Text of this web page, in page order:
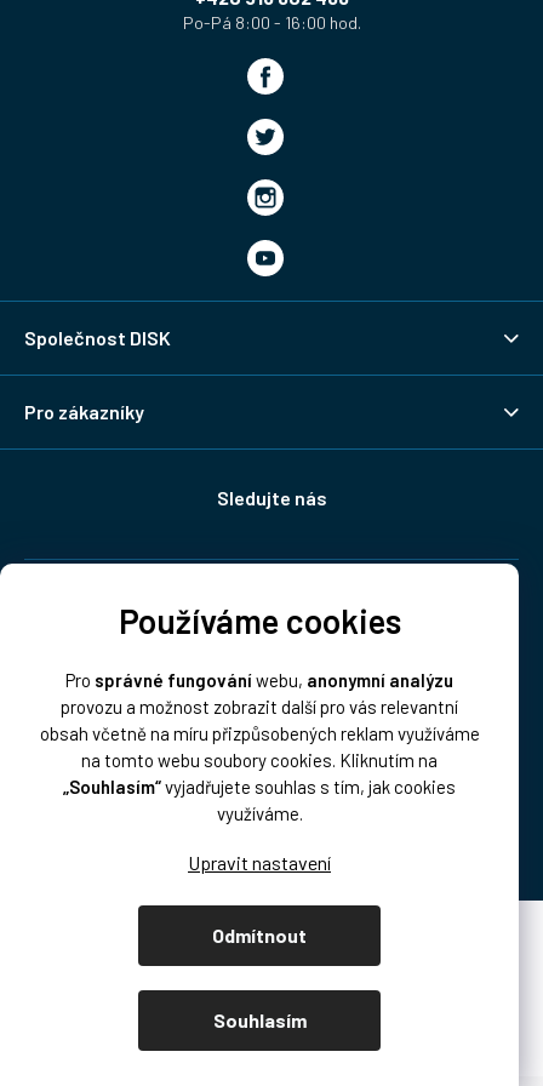
Používáme cookies
Pro správné fungováníwebu, anonymní analýzu
provozu a možnost zobrazit další pro vás relevantní
obsah včetně na míru přizpůsobených reklam využíváme
na tomto webu soubory cookies. Kliknutím na
„Souhlasím“vyjadřujete souhlas s tím, jak cookies
využíváme.
Odmítnout
Souhlasím
Společnost DISK
Pro zákazníky
Sledujte nás
Platba:
Vytvořil Shoptet Premium
Copyright 2026 . Všechna práva vyhrazena.
Upravit nastavení cookies